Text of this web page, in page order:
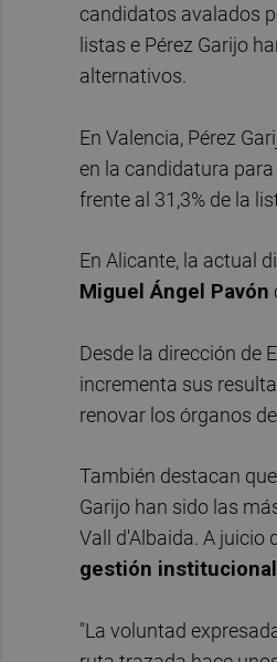
candidatos avalados
listas e Pérez Garijo
alternativos.
En Valencia, Pérez
en la candidatura
frente al 31,3% de la
En Alicante, la actual
Miguel Ángel Pavón
Desde la dirección de
incrementa sus
renovar los órganos de
También destacan
Garijo han sido las
Vall d'Albaida. A juicio
gestión
"La voluntad